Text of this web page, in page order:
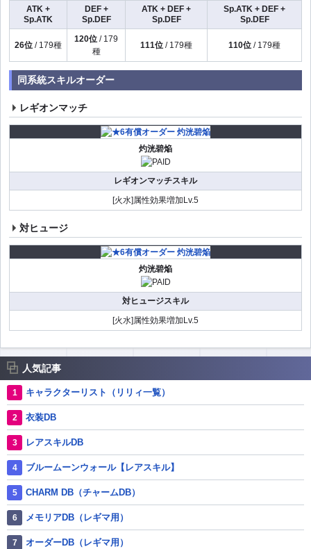
ATK +
Sp.ATK
DEF +
Sp.DEF
ATK + DEF +
Sp.DEF
Sp.ATK + DEF +
Sp.DEF
26位 / 179種
120位 / 179
種
111位 / 179種 110位 / 179種
同系統スキルオーダー
レギオンマッチ
灼洸碧焔
レギオンマッチスキル
[火水]属性効果増加Lv.5
対ヒュージ
灼洸碧焔
対ヒュージスキル
[火水]属性効果増加Lv.5
人気記事
キャラクターリスト（リリィ一覧）
衣装DB
レアスキルDB
ブルームーンウォール【レアスキル】
CHARM DB（チャームDB）
メモリアDB（レギマ用）
オーダーDB（レギマ用）